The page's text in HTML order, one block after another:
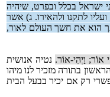
ישראל בכלל ובפרט, שיהיה
לתקנו ולהאירו. ג) אשר
הוא את חשך העולם לאור,
וַיְהִי-אוֹר. נטיה אנושית
בתורה מזכיר לנו מיהו
רק אם יכיר בבעל הבית